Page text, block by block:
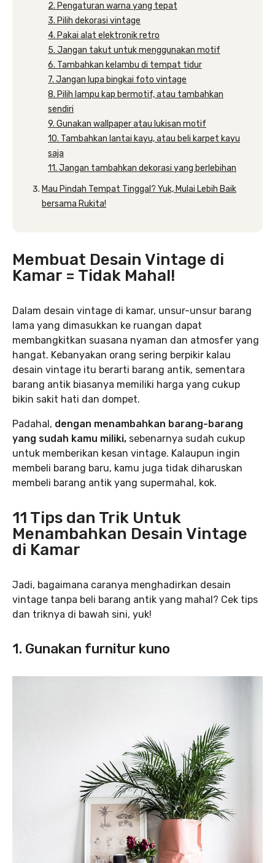
2. Pengaturan warna yang tepat
3. Pilih dekorasi vintage
4. Pakai alat elektronik retro
5. Jangan takut untuk menggunakan motif
6. Tambahkan kelambu di tempat tidur
7. Jangan lupa bingkai foto vintage
8. Pilih lampu kap bermotif, atau tambahkan
sendiri
9. Gunakan wallpaper atau lukisan motif
10. Tambahkan lantai kayu, atau beli karpet kayu
saja
11. Jangan tambahkan dekorasi yang berlebihan
Mau Pindah Tempat Tinggal? Yuk, Mulai Lebih Baik
bersama Rukita!
Membuat Desain Vintage di
Kamar = Tidak Mahal!
Dalam desain vintage di kamar, unsur-unsur barang
lama yang dimasukkan ke ruangan dapat
membangkitkan suasana nyaman dan atmosfer yang
hangat. Kebanyakan orang sering berpikir kalau
desain vintage itu berarti barang antik, sementara
barang antik biasanya memiliki harga yang cukup
bikin sakit hati dan dompet.
Padahal, dengan menambahkan barang-barang
yang sudah kamu miliki, sebenarnya sudah cukup
untuk memberikan kesan vintage. Kalaupun ingin
membeli barang baru, kamu juga tidak diharuskan
membeli barang antik yang supermahal, kok.
11 Tips dan Trik Untuk
Menambahkan Desain Vintage
di Kamar
Jadi, bagaimana caranya menghadirkan desain
vintage tanpa beli barang antik yang mahal? Cek tips
dan triknya di bawah sini, yuk!
1. Gunakan furnitur kuno